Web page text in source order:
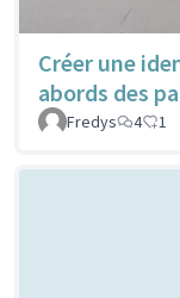
Créer une
abords des
Fredys
4 1